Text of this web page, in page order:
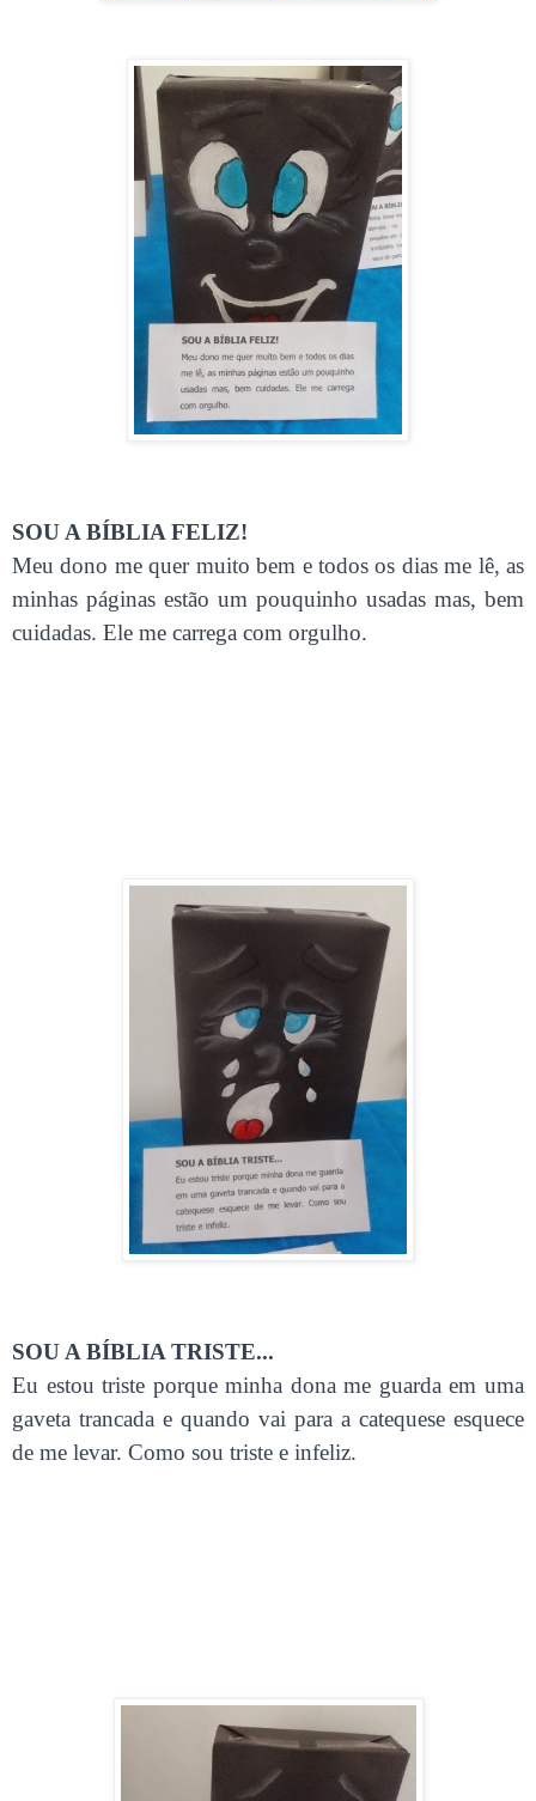
SOU A BÍBLIA FELIZ!
Meu dono me quer muito bem e todos os dias me lê, as
minhas páginas estão um pouquinho usadas mas, bem
cuidadas. Ele me carrega com orgulho.
SOU A BÍBLIA TRISTE...
Eu estou triste porque minha dona me guarda em uma
gaveta trancada e quando vai para a catequese esquece
de me levar. Como sou triste e infeliz.